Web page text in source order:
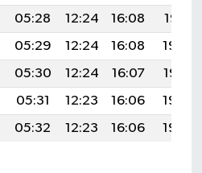
05:28 12:24 16:08
19:10
05:29 12:24 16:08
19:09
05:30 12:24 16:07
19:07
05:31 12:23 16:06
19:06
05:32 12:23 16:06 19:05